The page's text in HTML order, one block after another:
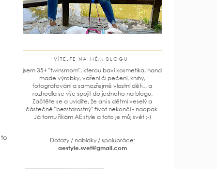
VÍTEJTE NA MÉM BLOGU,
jsem 35+ "twinsmom", kterou baví kosmetika, hand
made výrobky, vaření či pečení, knihy,
fotografování a samozřejmě vlastní děti... a
rozhodla se vše spojit do jednoho na blogu.
Začtěte se a uvidíte, že ani s dětmi veselý a
částečně "bezstarostný" život nekončí - naopak.
Já tomu říkám AE style a toto je můj svět ;-)
Dotazy / nabídky / spolupráce:
aestyle.svet@gmail.com